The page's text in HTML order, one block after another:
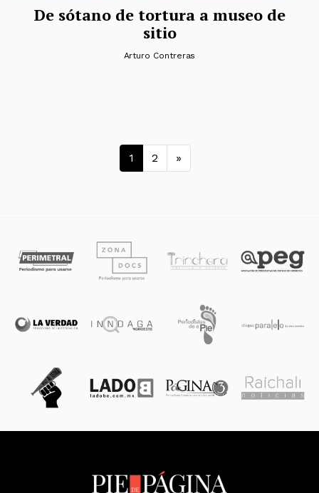
De sótano de tortura a museo de
sitio
Arturo Contreras
Navegación de
1 2 »